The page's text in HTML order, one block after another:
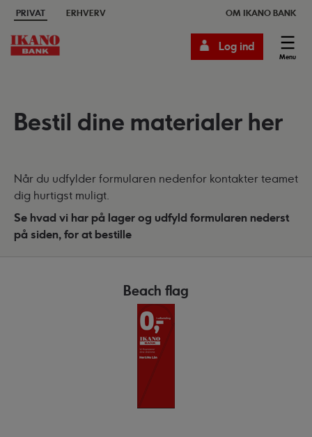
PRIVAT ERHVERV OM IKANO BANK
Menu
Log ind
Bestil dine materialer her
Når du udfylder formularen nedenfor kontakter teamet
dig hurtigst muligt.
Se hvad vi har på lager og udfyld formularen nederst
på siden, for at bestille
Beach flag